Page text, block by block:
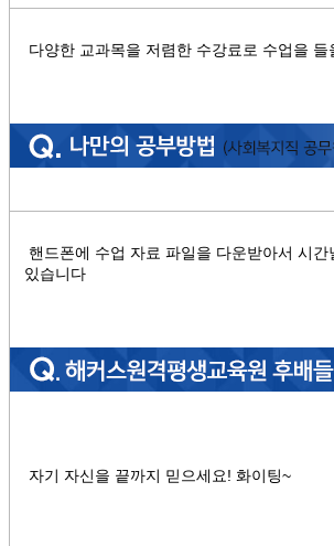
다양한 교과목을 저렴한 수강료로 수업을
핸드폰에 수업 자료 파일을 다운받아서 시
있습니다
자기 자신을 끝까지 믿으세요! 화이팅~